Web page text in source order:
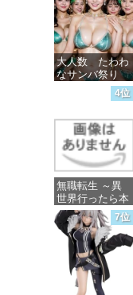
大人数 たわわ
なサンバ祭り
価格：¥99
4位
無職転生 ～異
世界行ったら本
気だす～ 20
(MFコミック
ス フラッパー
シリーズ)
価格：¥748
7位